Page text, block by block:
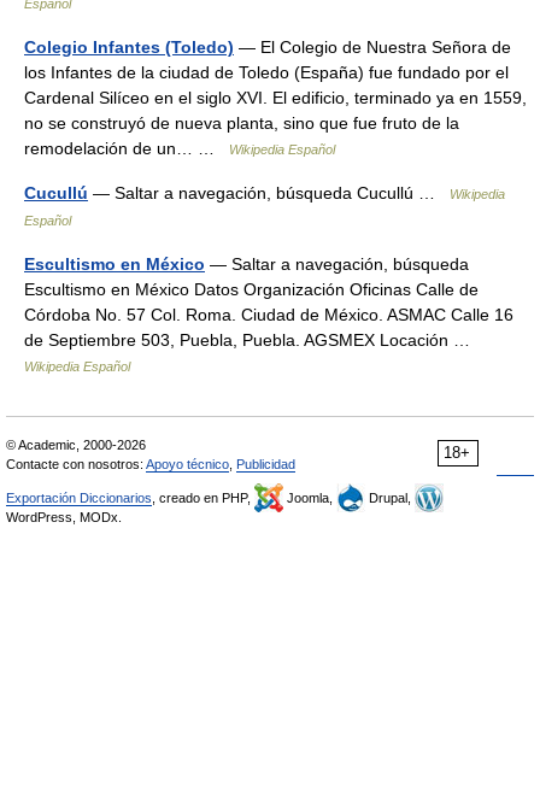
Español
Colegio Infantes (Toledo) — El Colegio de Nuestra Señora de
los Infantes de la ciudad de Toledo (España) fue fundado por el
Cardenal Silíceo en el siglo XVI. El edificio, terminado ya en 1559,
no se construyó de nueva planta, sino que fue fruto de la
remodelación de un… …
Wikipedia Español
Cucullú — Saltar a navegación, búsqueda Cucullú …
Wikipedia
Español
Escultismo en México — Saltar a navegación, búsqueda
Escultismo en México Datos Organización Oficinas Calle de
Córdoba No. 57 Col. Roma. Ciudad de México. ASMAC Calle 16
de Septiembre 503, Puebla, Puebla. AGSMEX Locación …
Wikipedia Español
18+
© Academic, 2000-2026
Contacte con nosotros: Apoyo técnico Publicidad
Exportación Diccionarios , creado en PHP, Joomla,
Drupal,
WordPress, MODx.